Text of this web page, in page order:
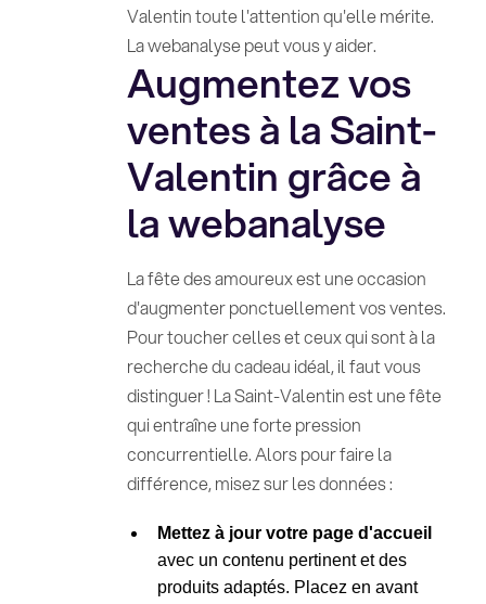
Valentin toute l'attention qu'elle mérite.
La webanalyse peut vous y aider.
Augmentez vos
ventes à la Saint-
Valentin grâce à
la webanalyse
La fête des amoureux est une occasion
d'augmenter ponctuellement vos ventes.
Pour toucher celles et ceux qui sont à la
recherche du cadeau idéal, il faut vous
distinguer ! La Saint-Valentin est une fête
qui entraîne une forte pression
concurrentielle. Alors pour faire la
différence, misez sur les données :
Mettez à jour votre page d'accueil
avec un contenu pertinent et des
produits adaptés. Placez en avant